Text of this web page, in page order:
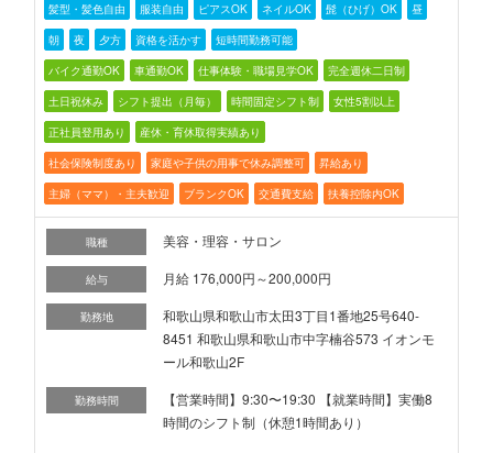
髪型・髪色自由
服装自由 ピアスOK ネイルOK 髭（ひげ）OK
昼
朝
夜 夕方 資格を活かす
短時間勤務可能
バイク通勤OK
車通勤OK 仕事体験・職場見学OK
完全週休二日制
土日祝休み
シフト提出（月毎） 時間固定シフト制
女性5割以上
正社員登用あり
産休・育休取得実績あり
社会保険制度あり
家庭や子供の用事で休み調整可
昇給あり
主婦（ママ）・主夫歓迎
ブランクOK 交通費支給 扶養控除内OK
職種 美容・理容・サロン
給与 月給 176,000円～200,000円
勤務地
和歌山県和歌山市太田3丁目1番地25号640-
8451 和歌山県和歌山市中字楠谷573 イオンモ
ール和歌山2F
勤務時間
【営業時間】9:30〜19:30 【就業時間】実働8
時間のシフト制（休憩1時間あり）